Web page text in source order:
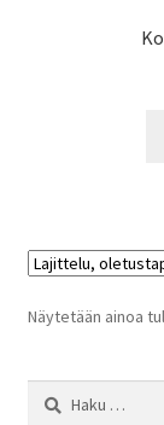
Näytetään ainoa
Haku: